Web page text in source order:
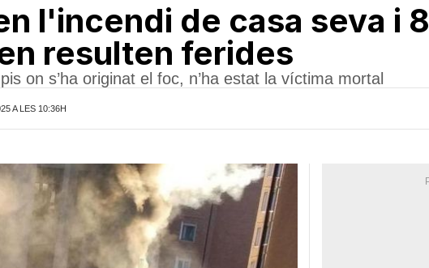
l'incendi de casa seva i 8
resulten ferides
on s’ha originat el foc, n’ha estat la víctima mortal
A LES 10:36H